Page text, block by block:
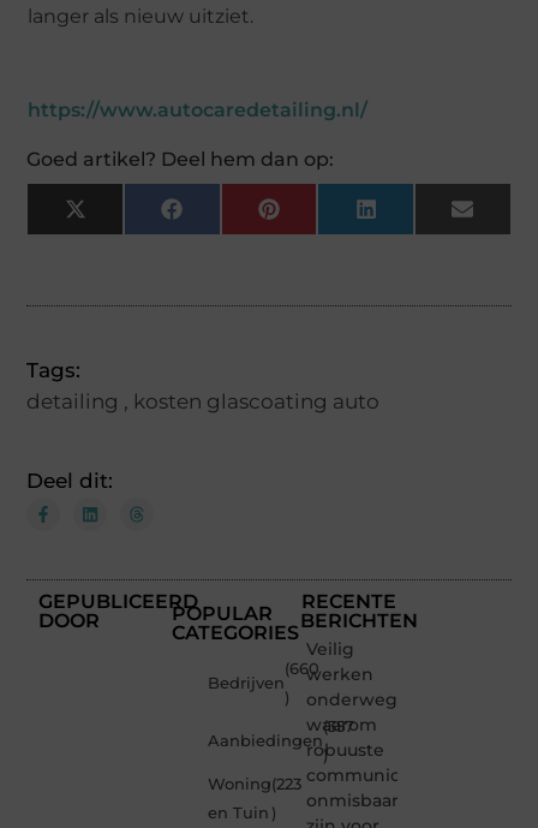
langer als nieuw uitziet.
https://www.autocaredetailing.nl/
Goed artikel? Deel hem dan op:
X
(Twitter)
FacebookPinterestLinkedInEmail
Tags:
detailing , kosten glascoating auto
Deel dit:
GEPUBLICEERD
DOOR
POPULAR
CATEGORIES
Bedrijven
(660
)
Aanbiedingen
(357
)
Woning
en Tuin
(223
)
RECENTE
BERICHTEN
Veilig
werken
onderweg:
waarom
robuuste
communicatiemiddelen
onmisbaar